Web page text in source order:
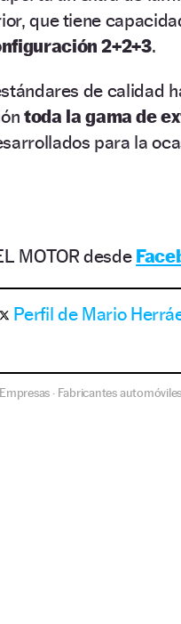
que tiene
2+2+3.
de calidad
toda la gama de
para la
MOTOR desde
Perfil de Mario
Empresas · Fabricantes automóviles